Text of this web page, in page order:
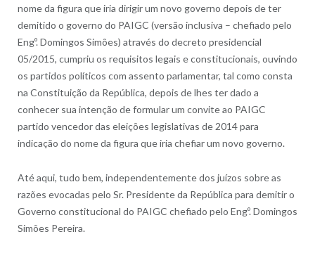
nome da figura que iria dirigir um novo governo depois de ter
demitido o governo do PAIGC (versão inclusiva – chefiado pelo
Engº. Domingos Simões) através do decreto presidencial
05/2015, cumpriu os requisitos legais e constitucionais, ouvindo
os partidos políticos com assento parlamentar, tal como consta
na Constituição da República, depois de lhes ter dado a
conhecer sua intenção de formular um convite ao PAIGC
partido vencedor das eleições legislativas de 2014 para
indicação do nome da figura que iria chefiar um novo governo.
Até aqui, tudo bem, independentemente dos juízos sobre as
razões evocadas pelo Sr. Presidente da República para demitir o
Governo constitucional do PAIGC chefiado pelo Engº. Domingos
Simões Pereira.